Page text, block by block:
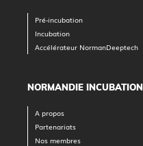
Pré-incubation
Incubation
Accélérateur NormanDeeptech
NORMANDIE INCUBATION
A propos
Partenariats
Nos membres